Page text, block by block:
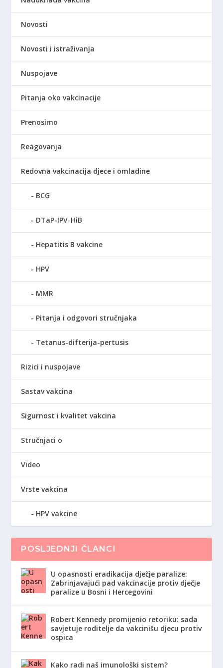
Novosti
Novosti i istraživanja
Nuspojave
Pitanja oko vakcinacije
Prenosimo
Reagovanja
Redovna vakcinacija djece i omladine
BCG
DTaP-IPV-HiB
Hepatitis B vakcine
HPV
MMR
Pitanja i odgovori stručnjaka
Tetanus-difterija-pertusis
Rizici i nuspojave
Sastav vakcina
Sigurnost i kvalitet vakcina
Stručnjaci o
Video
Vrste vakcina
HPV vakcine
POSLJEDNJI ČLANCI
U opasnosti eradikacija dječje paralize:
Zabrinjavajući pad vakcinacije protiv dječje
paralize u Bosni i Hercegovini
Robert Kennedy promijenio retoriku: sada
savjetuje roditelje da vakcinišu djecu protiv
ospica
Kako radi naš imunološki sistem?